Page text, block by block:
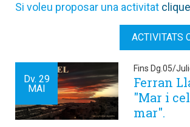
Si voleu proposar una activitat
ACTIVITATS
Dv. 29
MAI
Fins Dg.05/
Ferran
"Mar i
mar".